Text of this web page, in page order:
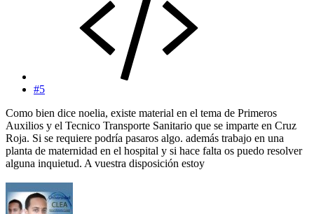
#5
Como bien dice noelia, existe material en el tema de Primeros
Auxilios y el Tecnico Transporte Sanitario que se imparte en Cruz
Roja. Si se requiere podría pasaros algo. además trabajo en una
planta de maternidad en el hospital y si hace falta os puedo resolver
alguna inquietud. A vuestra disposición estoy